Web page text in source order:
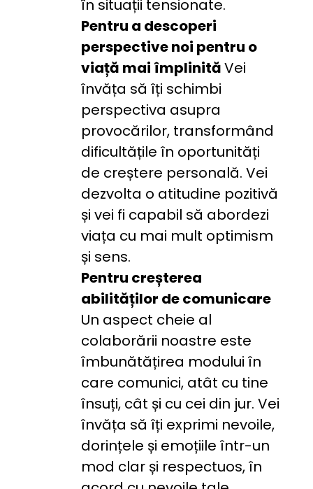
în situații tensionate.
Pentru a descoperi
perspective noi pentru o
viață mai împlinită Vei
învăța să îți schimbi
perspectiva asupra
provocărilor, transformând
dificultățile în oportunități
de creștere personală. Vei
dezvolta o atitudine pozitivă
și vei fi capabil să abordezi
viața cu mai mult optimism
și sens.
Pentru creșterea
Un aspect cheie al
colaborării noastre este
îmbunătățirea modului în
care comunici, atât cu tine
însuți, cât și cu cei din jur. Vei
învăța să îți exprimi nevoile,
dorințele și emoțiile într-un
mod clar și respectuos, în